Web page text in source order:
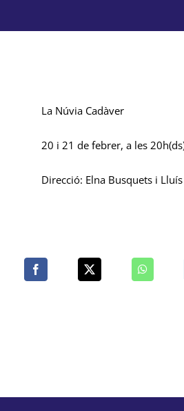
La Núvia Cadàver
20 i 21 de febrer, a les
Direcció: Elna Busquets i